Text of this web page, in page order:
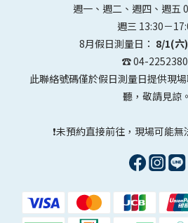
週一、週二、週四、週五
週三 13:30－
8月假日測量日： 8/1(六
☎️ 04-
此聯絡號碼僅於假日測量日提供現
聽，敬請見諒。
❗未預約直接前往，現場可能